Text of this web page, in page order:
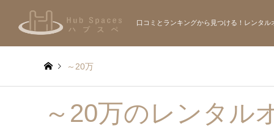
口コミとランキングから見つける！レンタル
～20万
～20万のレンタル